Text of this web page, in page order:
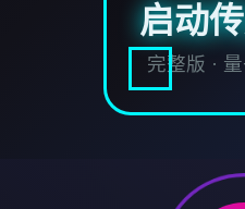
启动
完整版 ·